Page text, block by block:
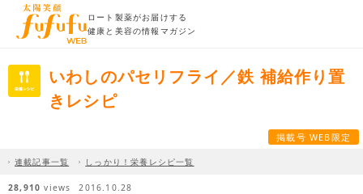
ロート製薬がお届けする
健康と美容の情報マガジン
いわしのパセリフライ／鉄 補給作り置
きレシピ
掲載号 WEB限定
連載記事一覧 しっかり！栄養レシピ一覧
28,910 views 2016.10.28